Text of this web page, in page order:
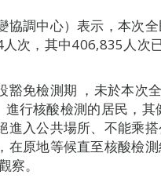
協調中心）表示，本次
次，其中406,835人次
豁免檢測期 ，未於本次
行核酸檢測的居民，其
入公共場所、不能乘
在原地等候直至核酸檢
察。